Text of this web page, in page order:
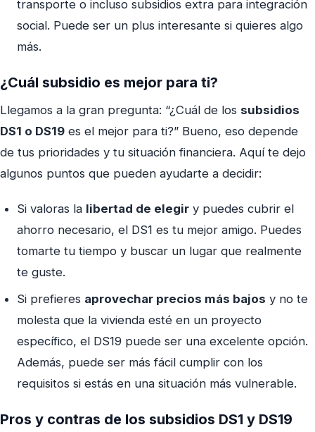
transporte o incluso subsidios extra para integración
social. Puede ser un plus interesante si quieres algo
más.
¿Cuál subsidio es mejor para ti?
Llegamos a la gran pregunta: “¿Cuál de los subsidios
DS1 o DS19 es el mejor para ti?” Bueno, eso depende
de tus prioridades y tu situación financiera. Aquí te dejo
algunos puntos que pueden ayudarte a decidir:
Si valoras la libertad de elegir y puedes cubrir el
ahorro necesario, el DS1 es tu mejor amigo. Puedes
tomarte tu tiempo y buscar un lugar que realmente
te guste.
Si prefieres aprovechar precios más bajos y no te
molesta que la vivienda esté en un proyecto
específico, el DS19 puede ser una excelente opción.
Además, puede ser más fácil cumplir con los
requisitos si estás en una situación más vulnerable.
Pros y contras de los subsidios DS1 y DS19